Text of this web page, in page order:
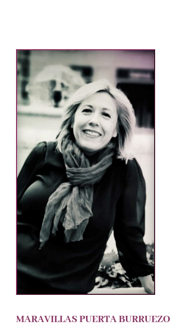
MARAVILLAS PUERTA BURRUEZO